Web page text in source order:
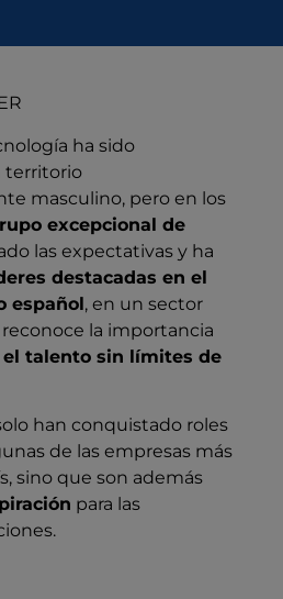
ha sido
territorio
masculino, pero en los
excepcional de
las expectativas y ha
destacadas en el
español, en un sector
la importancia
talento sin límites de
han conquistado roles
de las empresas más
sino que son además
para las